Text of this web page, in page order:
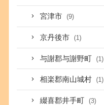
宮津市 (9)
京丹後市 (1)
与謝郡与謝野町 (1)
相楽郡南山城村 (1)
綴喜郡井手町 (3)